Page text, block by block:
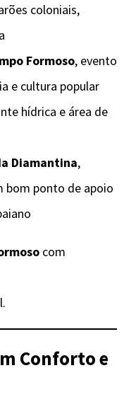
coloniais,
Formoso, evento
e cultura popular
hídrica e área de
Diamantina,
bom ponto de apoio
com
Conforto e